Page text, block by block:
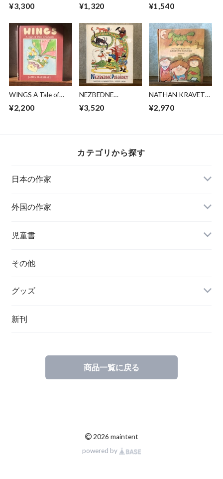
¥3,300 ¥1,320 ¥1,540
WINGS A Tale of
¥2,200
NEZBEDNE
¥3,520
NATHAN KRAVETZ
¥2,970
カテゴリから探す
日本の作家
外国の作家
チェコ
ハンガリー
その他
ポーランド
児童書
その他
グッズ
新刊
商品一覧に戻る
© 2026 maintent
powered by